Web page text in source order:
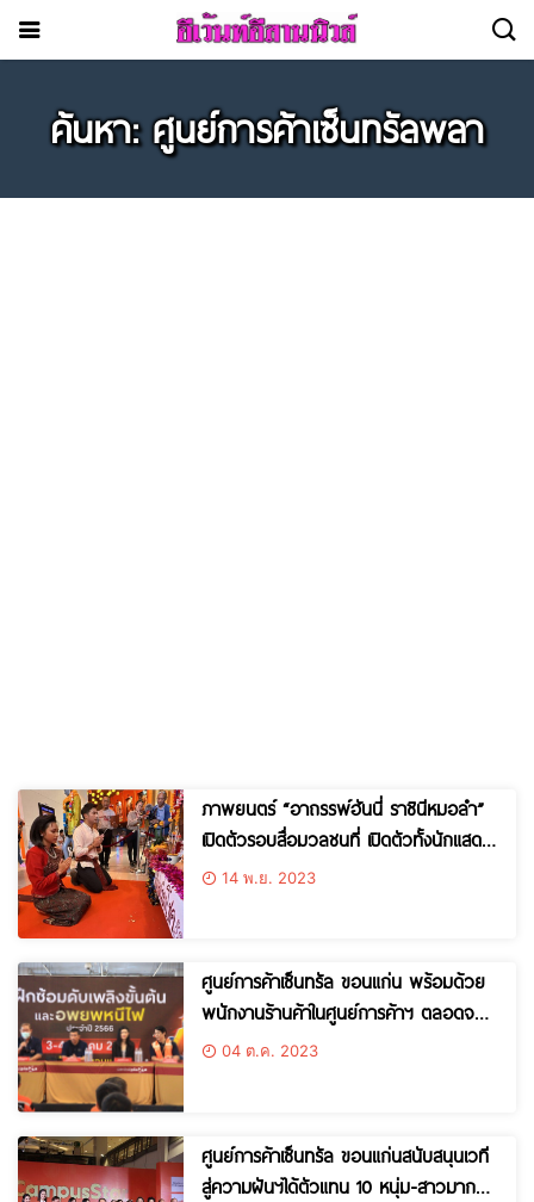
ค้นหา: ศูนย์การค้าเซ็นทรัลพลา
ภาพยนตร์ “อาถรรพ์ฮันนี่ ราชินีหมอลำ”
เปิดตัวรอบสื่อมวลชนที่ เปิดตัวทั้งนักแสดง
ผู้กำกับ ณ โรงภาพยนตร์ SF CINEMA
14 พ.ย. 2023
ศูนย์การค้าเซ็นทรัล ขอนแก่น พร้อมด้วย
พนักงานร้านค้าในศูนย์การค้าฯ ตลอดจน
บริษัทในเครือ Central Group เข้าร่วม
04 ต.ค. 2023
ศูนย์การค้าเซ็นทรัล ขอนแก่นสนับสนุนเวที
สู่ความฝันฯได้ตัวแทน 10 หนุ่ม-สาวมาก